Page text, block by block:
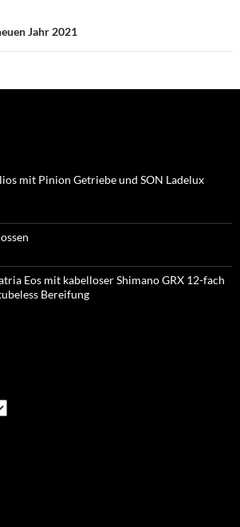
Jahr 2021
mit Pinion Getriebe und SON Ladelux
Eos mit kabelloser Shimano GRX 12-fach
Bereifung